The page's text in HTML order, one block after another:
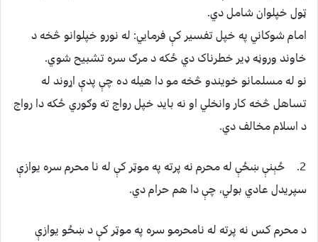
ټول خپلوان شامل دي.
امام شوکاني په خپل تفسير کې فرمايي: له نورو خپلوانو څخه د
خاوند وروڼه ډير خطرناک دي ځکه د مرګ سره تشبيح شوي.
نو له مسلمانو خويندو څخه مو دا هيله ده چې پدې اړوند له
تساهل څخه کار وانخلي او نه بايد خپل رواج ته وګوري ځکه دا رواج
د اسلام مخالف دي.
2. ځېنې ښځې له محرم نه پرته په موټر کې له نا محرم سره یوازې
سپریدل عادي بولي، چې دا هم حرام دي.
د محرم کس نه پرته له نامحرمو سره په موټر کې د ښځو یوازې